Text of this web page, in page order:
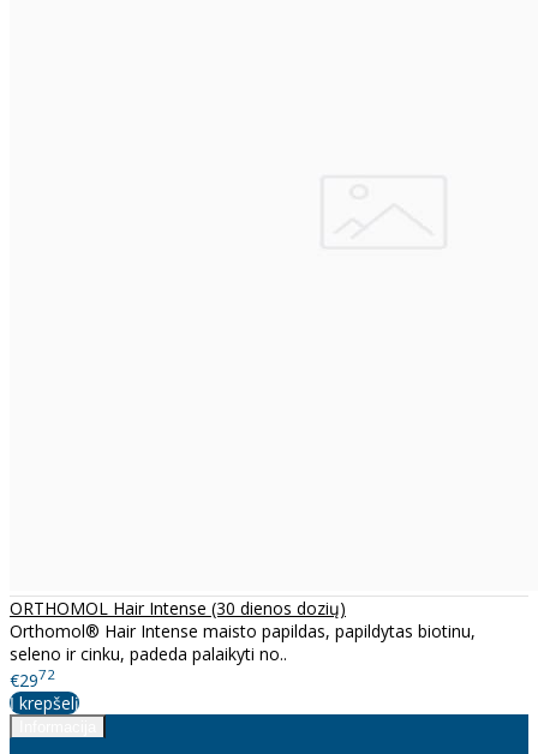
ORTHOMOL Hair Intense (30 dienos dozių)
Orthomol® Hair Intense maisto papildas, papildytas biotinu,
seleno ir cinku, padeda palaikyti no..
€2972
Į krepšelį